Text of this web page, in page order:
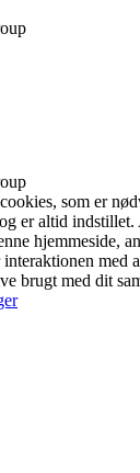
som er
er altid indstillet.
hjemmeside,
med
brugt med dit